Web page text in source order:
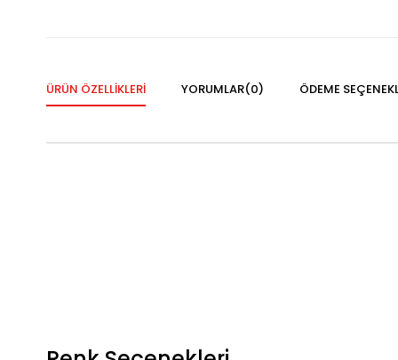
ÜRÜN ÖZELLIKLERI YORUMLAR(0) ÖDEME